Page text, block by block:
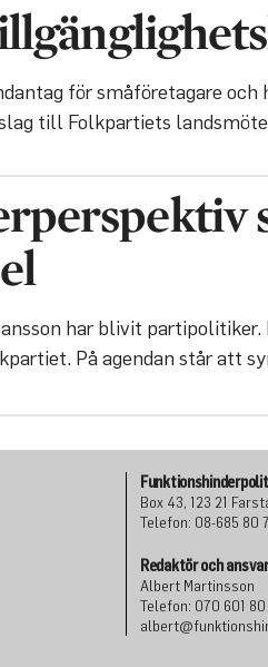
för småföretagare och
till Folkpartiets
har blivit partipolitiker.
På agendan står att
Box 43, 123 21
Telefon: 08-685 80
Redaktör och
Albert Martinsson
Telefon: 070 601 80